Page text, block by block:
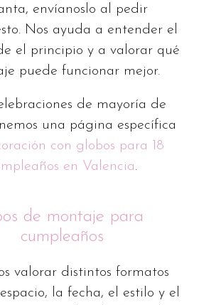
envíanoslo al pedir
Nos ayuda a entender el
el principio y a valorar qué
puede funcionar mejor.
de mayoría de
una página específica
con globos para 18
en Valencia.
de montaje para
cumpleaños
valorar distintos formatos
la fecha, el estilo y el